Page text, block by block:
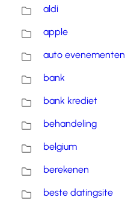
aldi
apple
auto evenementen
bank
bank krediet
behandeling
belgium
berekenen
beste datingsite